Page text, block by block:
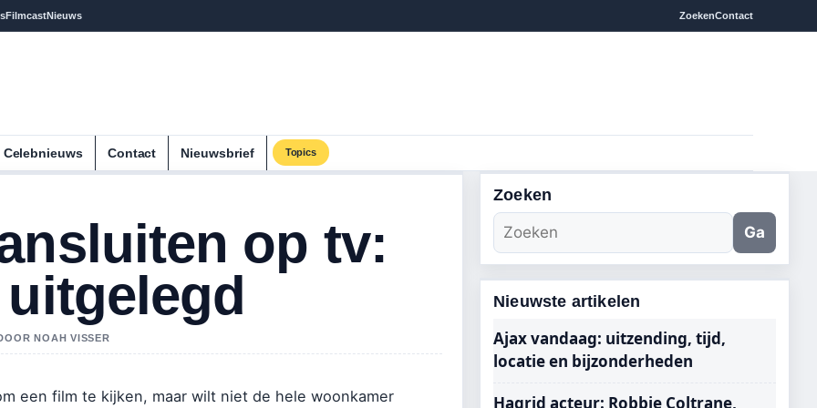
FilmcastNieuws ZoekenContact
Celebnieuws Contact Nieuwsbrief Topics
op tv:
NOAH VISSER
een film te kijken, maar wilt niet de hele woonkamer
Zoeken
Ga
Nieuwste artikelen
Ajax vandaag: uitzending, tijd,
locatie en bijzonderheden
Hagrid acteur: Robbie Coltrane,